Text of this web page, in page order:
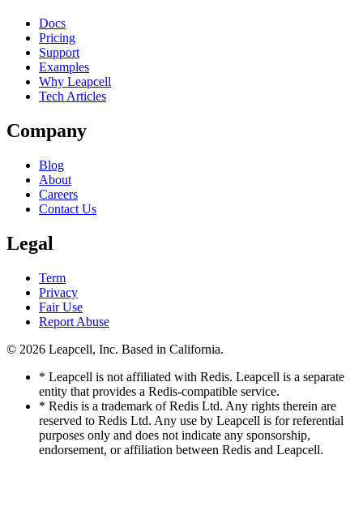
Docs
Pricing
Support
Examples
Why Leapcell
Tech Articles
Company
Blog
About
Careers
Contact Us
Legal
Term
Privacy
Fair Use
Report Abuse
© 2026 Leapcell, Inc. Based in California.
* Leapcell is not affiliated with Redis. Leapcell is a separate
entity that provides a Redis-compatible service.
* Redis is a trademark of Redis Ltd. Any rights therein are
reserved to Redis Ltd. Any use by Leapcell is for referential
purposes only and does not indicate any sponsorship,
endorsement, or affiliation between Redis and Leapcell.